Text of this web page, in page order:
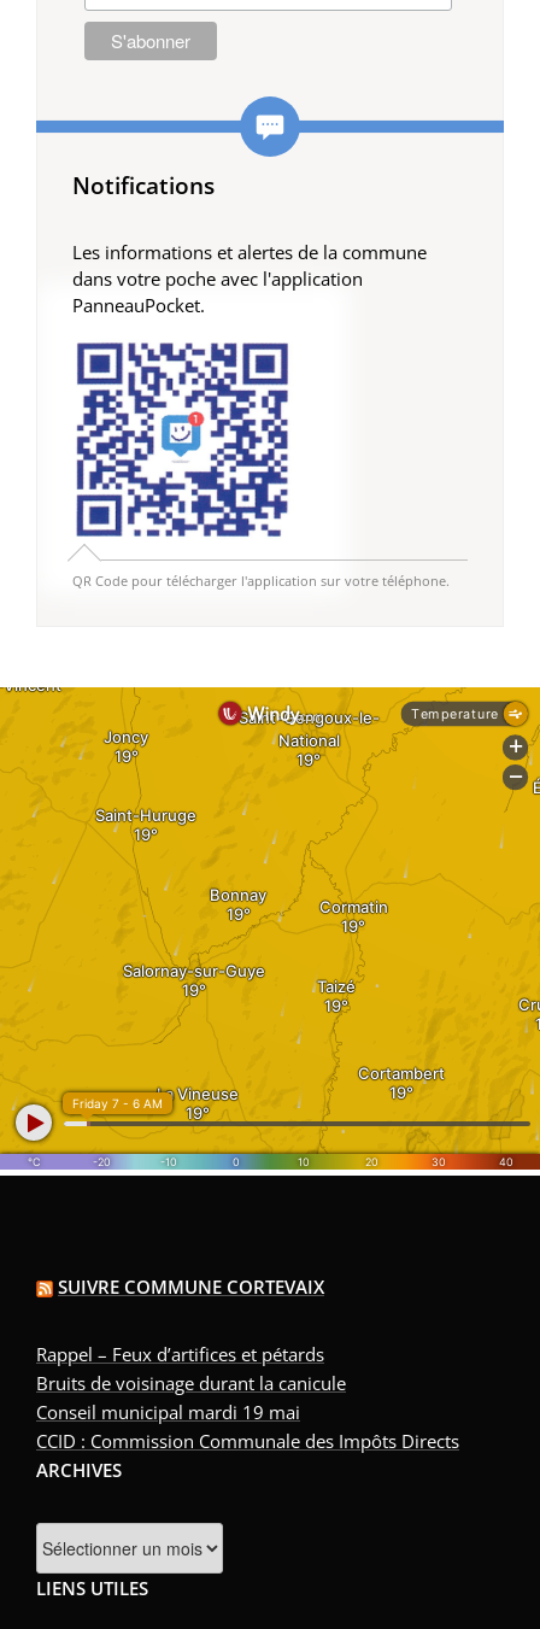
Notifications
Les informations et alertes de la commune
dans votre poche avec l'application
PanneauPocket.
QR Code pour télécharger l'application sur votre téléphone.
SUIVRE COMMUNE CORTEVAIX
Rappel – Feux d’artifices et pétards
Bruits de voisinage durant la canicule
Conseil municipal mardi 19 mai
CCID : Commission Communale des Impôts Directs
ARCHIVES
LIENS UTILES